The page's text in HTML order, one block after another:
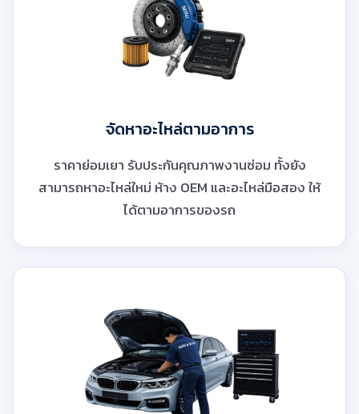
จัดหาอะไหล่ตามอาการ
ราคาย่อมเยา รับประกันคุณภาพงานซ่อม ทั้งยัง
สามารถหาอะไหล่ใหม่ ห้าง OEM และอะไหล่มือสอง ให้
ได้ตามอาการของรถ